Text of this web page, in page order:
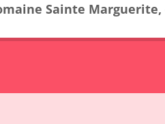
Sainte Marguerite,